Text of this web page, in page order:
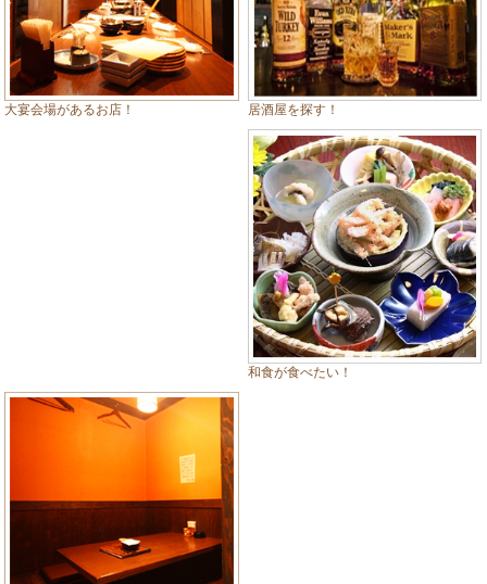
大宴会場があるお店！ 居酒屋を探す！
和食が食べたい！